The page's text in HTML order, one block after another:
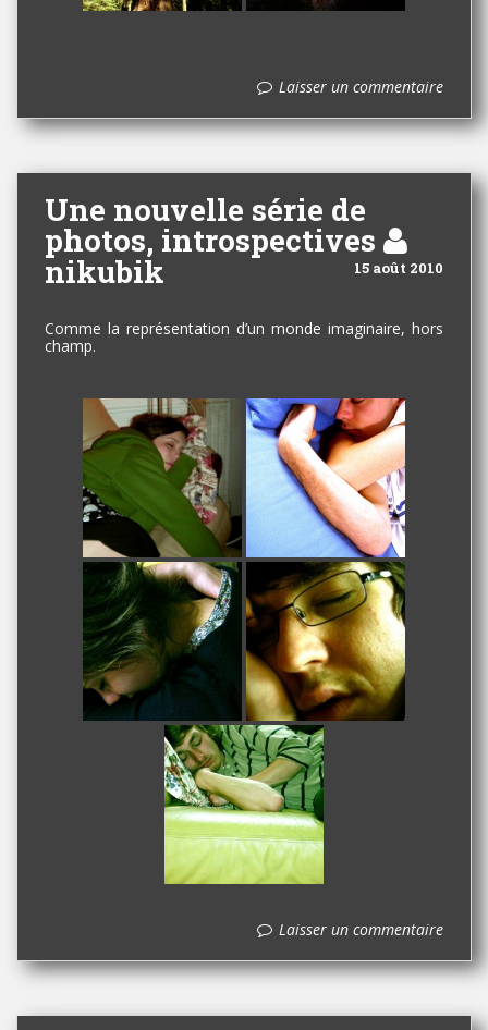
Laisser un commentaire
Une nouvelle série de
photos, introspectives
15 août 2010
nikubik
Comme la représentation d’un monde imaginaire, hors
champ.
Laisser un commentaire